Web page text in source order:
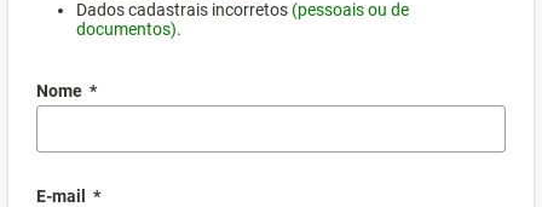
Dados cadastrais incorretos (pessoais ou de
documentos).
Nome *
E-mail *